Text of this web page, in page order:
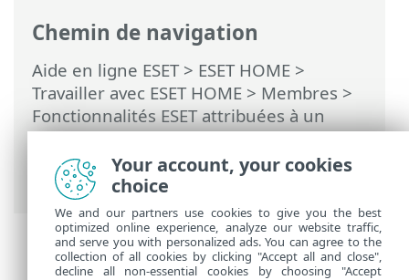
Chemin de navigation
Aide en ligne ESET> ESET HOME >
Travailler avec ESET HOME > Membres >
Fonctionnalités ESET attribuées à un
membre>Antivol>Périphériques
protégés par Antivol>Activité> Images
(périphérique Android uniquement)
Your account, your cookies
choice
We and our partners use cookies to give you the best
optimized online experience, analyze our website traffic,
and serve you with personalized ads. You can agree to the
collection of all cookies by clicking "Accept all and close",
decline all non-essential cookies by choosing "Accept